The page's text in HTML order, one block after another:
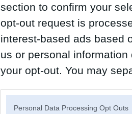
section to confirm your
opt-out request is
interest-based ads based
us or personal
your opt-out. You may
Personal Data Processing Opt Outs